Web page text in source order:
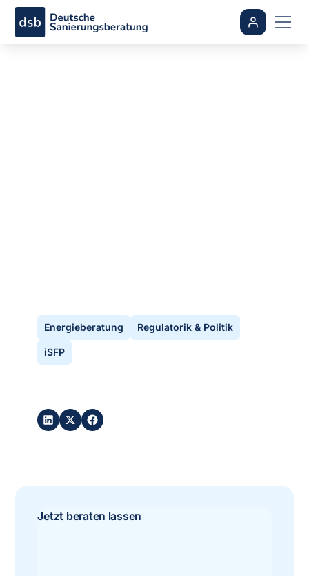
Energieberatung Regulatorik & Politik
iSFP
Jetzt beraten lassen